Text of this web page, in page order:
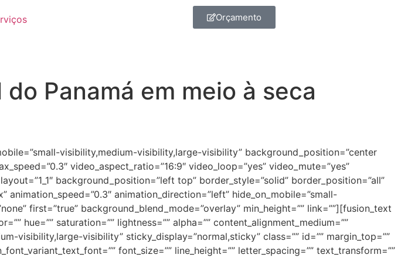
Orçamento
Panamá em meio à seca
visibility,medium-visibility,large-visibility” background_position=”center
video_aspect_ratio=”16:9″ video_loop=”yes” video_mute=”yes”
background_position=”left top” border_style=”solid” border_position=”all”
animation_direction=”left” hide_on_mobile=”small-
first=”true” background_blend_mode=”overlay” min_height=”” link=””][fusion_text
hue=”” saturation=”” lightness=”” alpha=”” content_alignment_medium=””
visibility,large-visibility” sticky_display=”normal,sticky” class=”” id=”” margin_top=””
font_size=”” line_height=”” letter_spacing=”” text_transform=””